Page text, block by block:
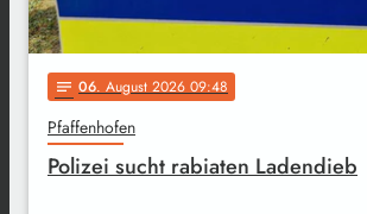
notes 06. August 2026 09:48
Pfaffenhofen
Polizei sucht rabiaten Ladendieb